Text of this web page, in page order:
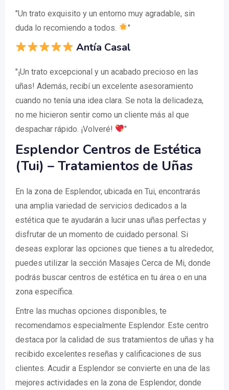
"Un trato exquisito y un entorno muy agradable, sin
duda lo recomiendo a todos.
"
Antía Casal
"¡Un trato excepcional y un acabado precioso en las
uñas! Además, recibí un excelente asesoramiento
cuando no tenía una idea clara. Se nota la delicadeza,
no me hicieron sentir como un cliente más al que
despachar rápido. ¡Volveré!
"
Esplendor Centros de Estética
(Tui) – Tratamientos de Uñas
En la zona de Esplendor, ubicada en Tui, encontrarás
una amplia variedad de servicios dedicados a la
estética que te ayudarán a lucir unas uñas perfectas y
disfrutar de un momento de cuidado personal. Si
deseas explorar las opciones que tienes a tu alrededor,
puedes utilizar la sección Masajes Cerca de Mi, donde
podrás buscar centros de estética en tu área o en una
zona específica.
Entre las muchas opciones disponibles, te
recomendamos especialmente Esplendor. Este centro
destaca por la calidad de sus tratamientos de uñas y ha
recibido excelentes reseñas y calificaciones de sus
clientes. Acudir a Esplendor se convierte en una de las
mejores actividades en la zona de Esplendor, donde